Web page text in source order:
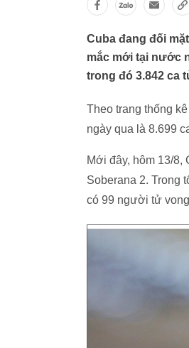
Cuba đang đối
mắc mới tại nước
trong đó 3.842 ca
Theo trang thống
ngày qua là 8.699
Mới đây, hôm 13/8,
Soberana 2. Trong
có 99 người tử